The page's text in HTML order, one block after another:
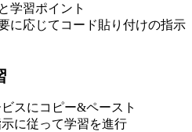
学習ポイント
に応じてコード貼り付けの指示
スにコピー&ペースト
に従って学習を進行